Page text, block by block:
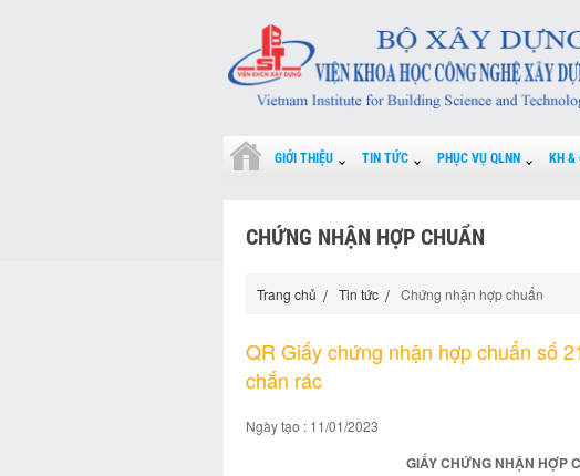
GIỚI THIỆU TIN TỨC PHỤC VỤ QLNN KH &
CHỨNG NHẬN HỢP CHUẨN
Trang chủ Tin tức Chứng nhận hợp chuẩn
QR Giấy chứng nhận hợp chuẩn số
chắn rác
Ngày tạo : 11/01/2023
GIẤY CHỨNG NHẬN HỢP